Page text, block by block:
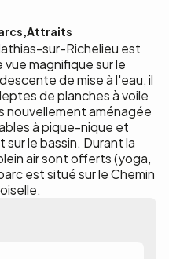
Attraits
sur-Richelieu est
magnifique sur le
de mise à l'eau, il
de planches à voile
nouvellement aménagée
à pique-nique et
le bassin. Durant la
air sont offerts (yoga,
est situé sur le Chemin